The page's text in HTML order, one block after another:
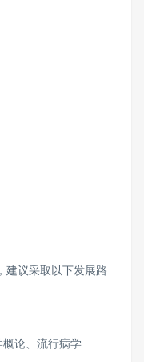
建议采取以下发展路
论、流行病学